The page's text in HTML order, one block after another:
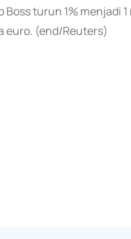
turun 1% menjadi
euro. (end/Reuters)